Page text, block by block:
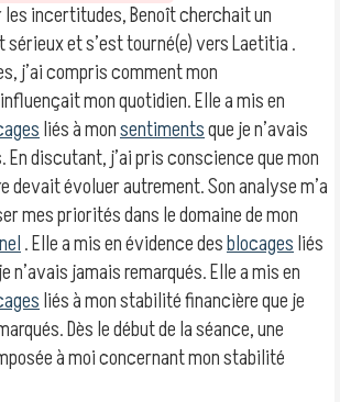
les incertitudes, Benoît cherchait un
et s’est tourné(e) vers Laetitia .
j’ai compris comment mon
mon quotidien. Elle a mis en
liés à monsentimentsque je n’avais
En discutant, j’ai pris conscience que mon
devait évoluer autrement. Son analyse m’a
mes priorités dans le domaine de mon
. Elle a mis en évidence desblocagesliés
n’avais jamais remarqués. Elle a mis en
liés à mon stabilité financière que je
Dès le début de la séance, une
à moi concernant mon stabilité